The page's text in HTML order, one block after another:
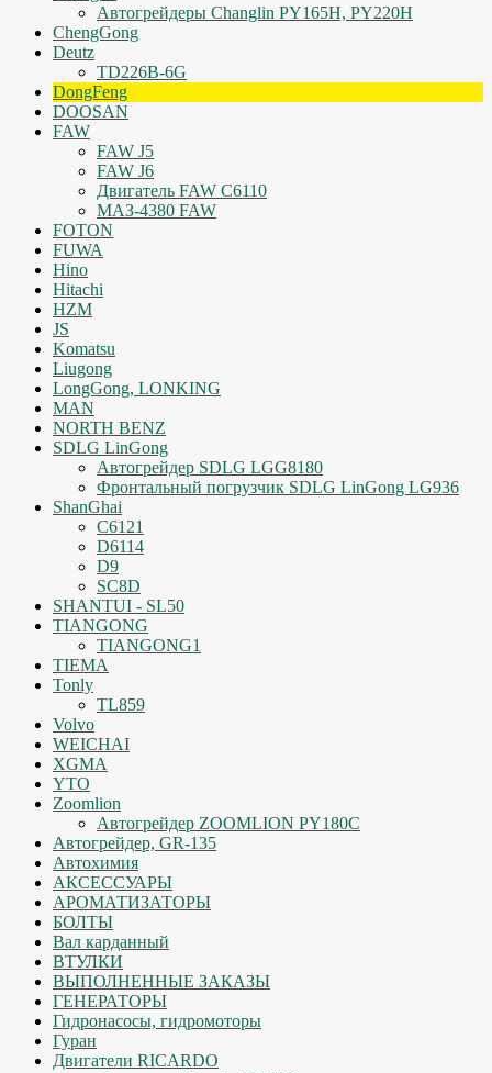
Автогрейдеры Changlin PY165H, PY220H
ChengGong
Deutz
TD226B-6G
DongFeng
DOOSAN
FAW
FAW J5
FAW J6
Двигатель FAW C6110
МАЗ-4380 FAW
FOTON
FUWA
Hino
Hitachi
HZM
JS
Komatsu
Liugong
LongGong, LONKING
MAN
NORTH BENZ
SDLG LinGong
Автогрейдер SDLG LGG8180
Фронтальный погрузчик SDLG LinGong LG936
ShanGhai
C6121
D6114
D9
SC8D
SHANTUI - SL50
TIANGONG
TIANGONG1
TIEMA
Tonly
TL859
Volvo
WEICHAI
XGMA
YTO
Zoomlion
Автогрейдер ZOOMLION PY180C
Автогрейдер, GR-135
Автохимия
АКСЕССУАРЫ
АРОМАТИЗАТОРЫ
БОЛТЫ
Вал карданный
ВТУЛКИ
ВЫПОЛНЕННЫЕ ЗАКАЗЫ
ГЕНЕРАТОРЫ
Гидронасосы, гидромоторы
Гуран
Двигатели RICARDO